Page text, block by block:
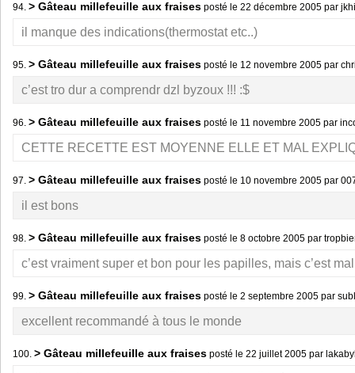
94. > Gâteau millefeuille aux fraises posté le 22 décembre 2005 par
il manque des indications(thermostat etc..)
95. > Gâteau millefeuille aux fraises posté le 12 novembre 2005 par
c’est tro dur a comprendr dzl byzoux !!! :$
96. > Gâteau millefeuille aux fraises posté le 11 novembre 2005 par
CETTE RECETTE EST MOYENNE ELLE ET MAL
97. > Gâteau millefeuille aux fraises posté le 10 novembre 2005 par
il est bons
98. > Gâteau millefeuille aux fraises posté le 8 octobre 2005 par
c’est vraiment super et bon pour les papilles, mais c’est
99. > Gâteau millefeuille aux fraises posté le 2 septembre 2005 par
excellent recommandé à tous le monde
100. > Gâteau millefeuille aux fraises posté le 22 juillet 2005 par